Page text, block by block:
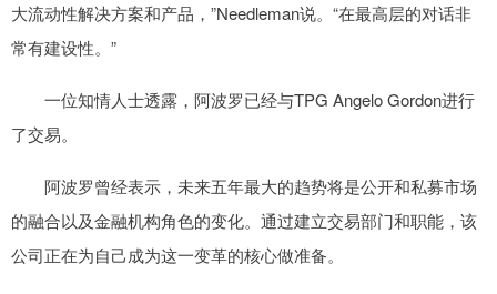
大流动性解决方案和产品，”Needleman说。“在最高层的对话非
常有建设性。”
一位知情人士透露，阿波罗已经与TPG Angelo Gordon进行
了交易。
阿波罗曾经表示，未来五年最大的趋势将是公开和私募市场
的融合以及金融机构角色的变化。通过建立交易部门和职能，该
公司正在为自己成为这一变革的核心做准备。